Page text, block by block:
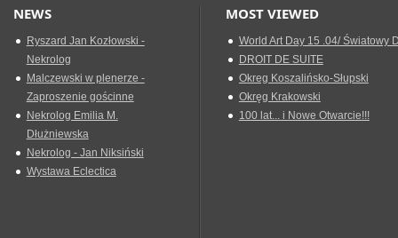
NEWS
Ryszard Jan Kozłowski -
Nekrolog
Malczewski w plenerze -
Zaproszenie gościnne
Nekrolog Emilia M.
Dłużniewska
Nekrolog - Jan Niksiński
Wystawa Eclectica
MOST VIEWED
World Art Day 15 .04/ Światowy
DROIT DE SUITE
Okreg Koszalińsko-Słupski
Okręg Krakowski
100 lat... i Nowe Otwarcie!!!